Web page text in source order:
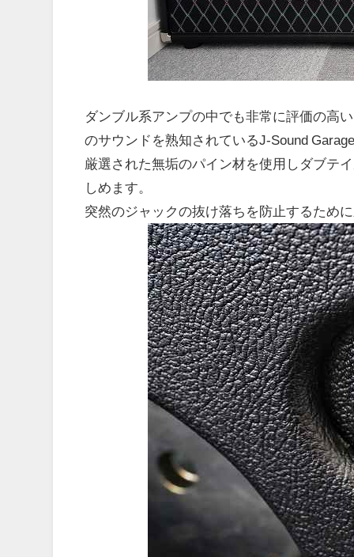
ダンブル系アンプの中でも非常に評価の高
のサウンドを熟知されているJ-Sound
厳選された無垢のパイン材を使用しダブテ
しめます。
突然のジャックの抜け落ちを防止するため